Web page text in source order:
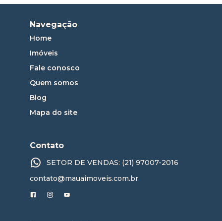
Navegação
Home
Imóveis
Fale conosco
Quem somos
Blog
Mapa do site
Contato
SETOR DE VENDAS: (21) 97007-2016
contato@mauaimoveis.com.br